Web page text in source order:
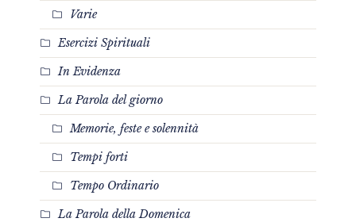
Varie
Esercizi Spirituali
In Evidenza
La Parola del giorno
Memorie, feste e solennità
Tempi forti
Tempo Ordinario
La Parola della Domenica